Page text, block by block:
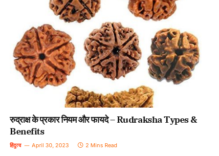
रुद्राक्ष के प्रकार नियम और फायदे – Rudraksha Types &
Benefits
हिंदुत्व April 30, 2023 2 Mins Read